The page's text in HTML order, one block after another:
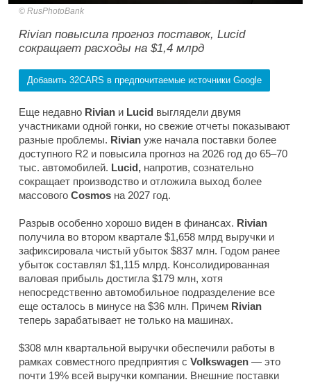
RusPhotoBank
Rivian повысила прогноз поставок, Lucid
сокращает расходы на $1,4 млрд
Добавить 32CARS в предпочитаемые источники Google
Еще недавно Rivian и Lucid выглядели двумя
участниками одной гонки, но свежие отчеты показывают
разные проблемы. Rivian уже начала поставки более
доступного R2 и повысила прогноз на 2026 год до 65–70
тыс. автомобилей. Lucid, напротив, сознательно
сокращает производство и отложила выход более
массового Cosmos на 2027 год.
Разрыв особенно хорошо виден в финансах. Rivian
получила во втором квартале $1,658 млрд выручки и
зафиксировала чистый убыток $837 млн. Годом ранее
убыток составлял $1,115 млрд. Консолидированная
валовая прибыль достигла $179 млн, хотя
непосредственно автомобильное подразделение все
еще осталось в минусе на $36 млн. Причем Rivian
теперь зарабатывает не только на машинах.
$308 млн квартальной выручки обеспечили работы в
рамках совместного предприятия с Volkswagen — это
почти 19% всей выручки компании. Внешние поставки